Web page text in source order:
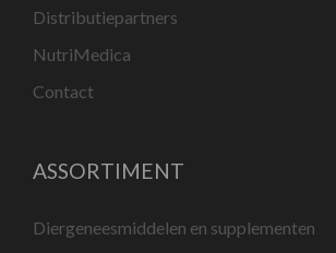
Distributiepartners
NutriMedica
Contact
ASSORTIMENT
Diergeneesmiddelen en supplementen